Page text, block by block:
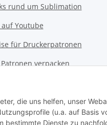
rund um Sublimation
Youtube
für Druckerpatronen
verpacken
Werkstatt
die uns helfen, unser
(u.a. auf Basis
bestimmte Dienste zu